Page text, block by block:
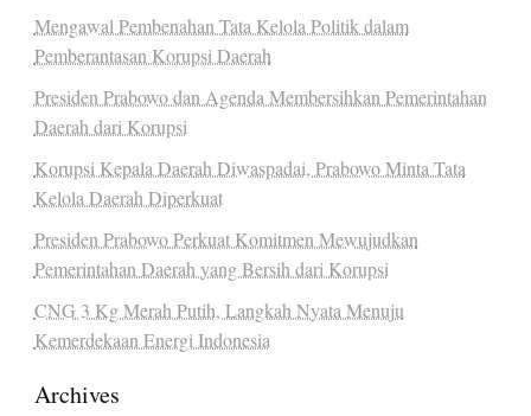
Mengawal Pembenahan Tata Kelola Politik dalam
Pemberantasan Korupsi Daerah
Presiden Prabowo dan Agenda Membersihkan Pemerintahan
Daerah dari Korupsi
Korupsi Kepala Daerah Diwaspadai, Prabowo Minta Tata
Kelola Daerah Diperkuat
Presiden Prabowo Perkuat Komitmen Mewujudkan
Pemerintahan Daerah yang Bersih dari Korupsi
CNG 3 Kg Merah Putih, Langkah Nyata Menuju
Kemerdekaan Energi Indonesia
Archives